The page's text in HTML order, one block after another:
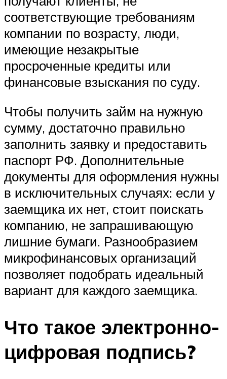
соответствующие требованиям
компании по возрасту, люди,
имеющие незакрытые
просроченные кредиты или
финансовые взыскания по суду.
Чтобы получить займ на нужную
сумму, достаточно правильно
заполнить заявку и предоставить
паспорт РФ. Дополнительные
документы для оформления нужны
в исключительных случаях: если у
заемщика их нет, стоит поискать
компанию, не запрашивающую
лишние бумаги. Разнообразием
микрофинансовых организаций
позволяет подобрать идеальный
вариант для каждого заемщика.
Что такое электронно-
цифровая подпись?